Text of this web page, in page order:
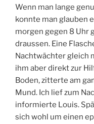
Wenn man lange
konnte man glauben
morgen gegen 8 Uhr
draussen. Eine
Nachtwächter gleich
ihm aber direkt zur
Boden, zitterte am
Mund. Ich lief zum
informierte Louis.
sich wohl um einen